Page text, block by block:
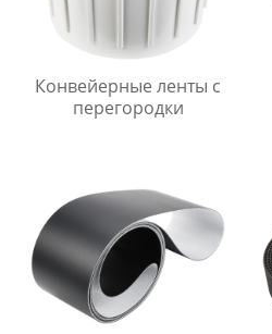
Конвейерные ленты с
перегородки